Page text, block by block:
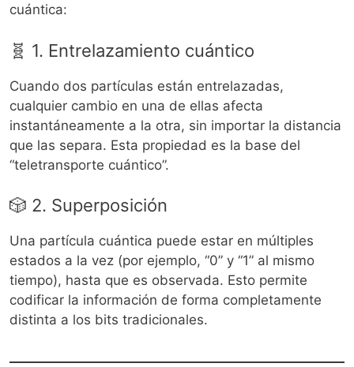
cuántica:
🧬 1. Entrelazamiento cuántico
Cuando dos partículas están entrelazadas,
cualquier cambio en una de ellas afecta
instantáneamente a la otra, sin importar la distancia
que las separa. Esta propiedad es la base del
“teletransporte cuántico”.
🎲 2. Superposición
Una partícula cuántica puede estar en múltiples
estados a la vez (por ejemplo, “0” y “1” al mismo
tiempo), hasta que es observada. Esto permite
codificar la información de forma completamente
distinta a los bits tradicionales.